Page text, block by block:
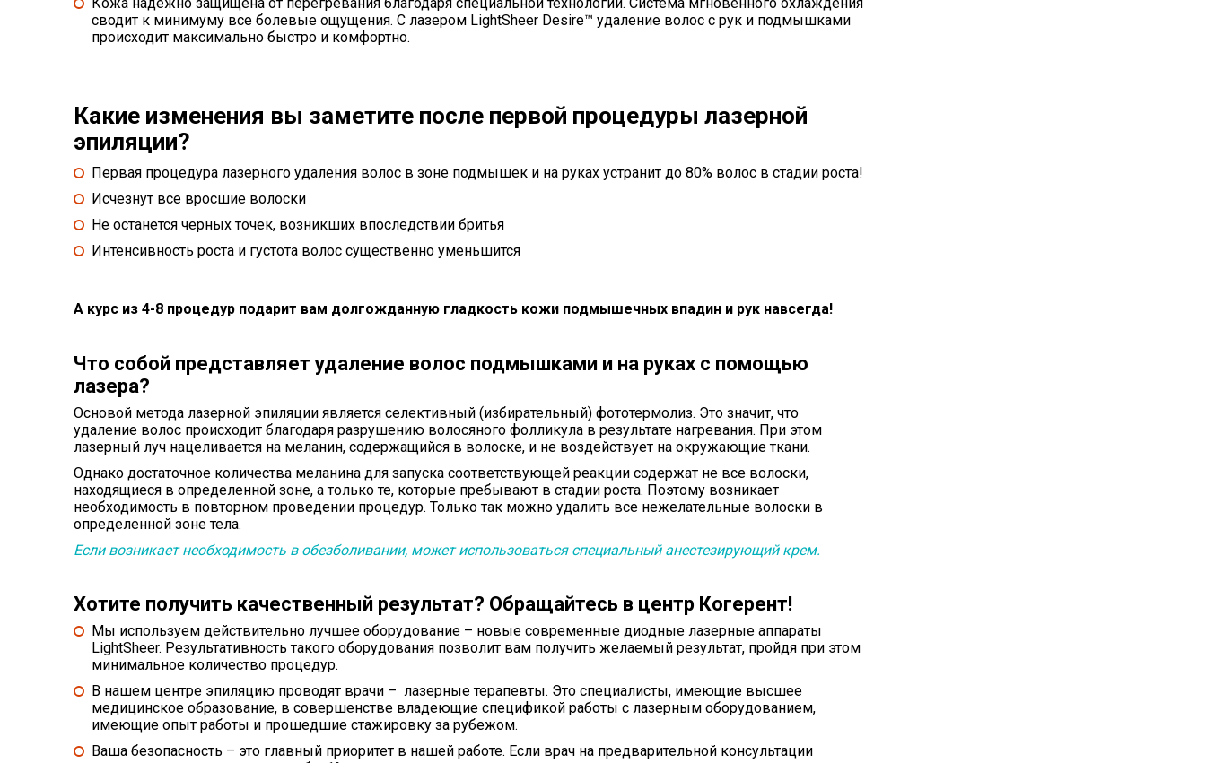
Кожа надежно защищена от перегревания благодаря специальной технологии. Система мгновенного охлаждения
сводит к минимуму все болевые ощущения. С лазером LightSheer Desire™ удаление волос с рук и подмышками
происходит максимально быстро и комфортно.
Какие изменения вы заметите после первой процедуры лазерной
эпиляции?
Первая процедура лазерного удаления волос в зоне подмышек и на руках устранит до 80% волос в стадии роста!
Исчезнут все вросшие волоски
Не останется черных точек, возникших впоследствии бритья
Интенсивность роста и густота волос существенно уменьшится
А курс из 4-8 процедур подарит вам долгожданную гладкость кожи подмышечных впадин и рук навсегда!
Что собой представляет удаление волос подмышками и на руках с помощью
лазера?
Основой метода лазерной эпиляции является селективный (избирательный) фототермолиз. Это значит, что
удаление волос происходит благодаря разрушению волосяного фолликула в результате нагревания. При этом
лазерный луч нацеливается на меланин, содержащийся в волоске, и не воздействует на окружающие ткани.
Однако достаточное количества меланина для запуска соответствующей реакции содержат не все волоски,
находящиеся в определенной зоне, а только те, которые пребывают в стадии роста. Поэтому возникает
необходимость в повторном проведении процедур. Только так можно удалить все нежелательные волоски в
определенной зоне тела.
Если возникает необходимость в обезболивании, может использоваться специальный анестезирующий крем.
Хотите получить качественный результат? Обращайтесь в центр Когерент!
Мы используем действительно лучшее оборудование – новые современные диодные лазерные аппараты
LightSheer. Результативность такого оборудования позволит вам получить желаемый результат, пройдя при этом
минимальное количество процедур.
В нашем центре эпиляцию проводят врачи – лазерные терапевты. Это специалисты, имеющие высшее
медицинское образование, в совершенстве владеющие спецификой работы с лазерным оборудованием,
имеющие опыт работы и прошедшие стажировку за рубежом.
Ваша безопасность – это главный приоритет в нашей работе. Если врач на предварительной консультации